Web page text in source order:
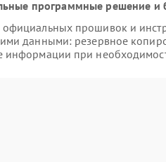
программные решение и
прошивок и
данными: резервное
информации при